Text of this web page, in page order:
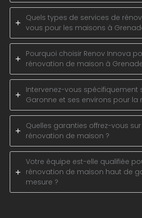
Quels types de services de
vous pour les maisons à
Pourquoi choisir Renov Innova
rénovation de maison à
Intervenez-vous spécifiquement
Garonne et ses environs pour la
Quelles garanties offrez-vous
rénovation de maison ?
Votre équipe est-elle qualifiée
rénovation de maison haut de
mesure ?